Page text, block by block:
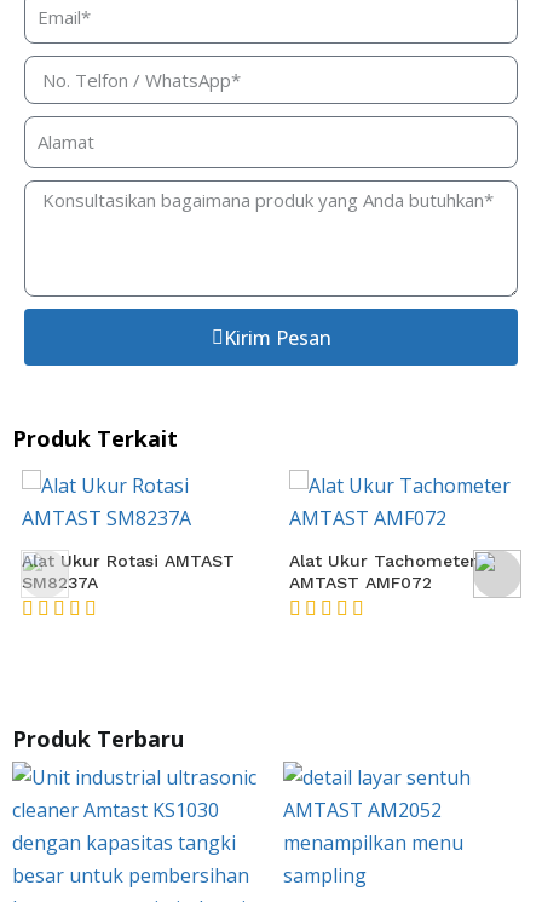
Kirim Pesan
Produk Terkait
Alat Ukur Tachometer
AMTAST AMF072
Tachometer Kecepatan
Permukaan AMTAST
★★★★★
Produk Terbaru